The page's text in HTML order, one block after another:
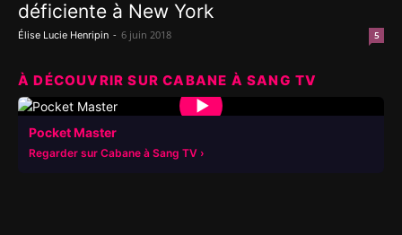
déficiente à New York
Élise Lucie Henripin - 6 juin 2018 5
À DÉCOUVRIR SUR CABANE À SANG TV
▶
Pocket Master
Regarder sur Cabane à Sang TV